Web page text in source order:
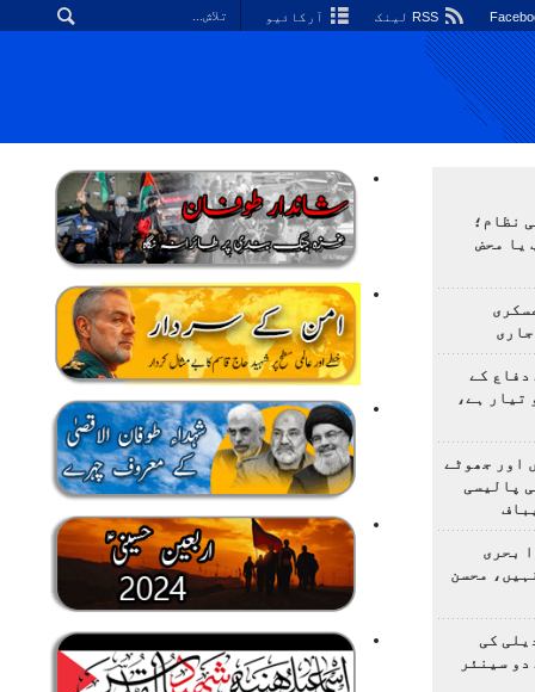
آرکائیو
نظام؛
یا محض
دفاع کے
تیار ہے،
اور جھوٹے
پالیسی
بحری
محسن
کی
سینئر